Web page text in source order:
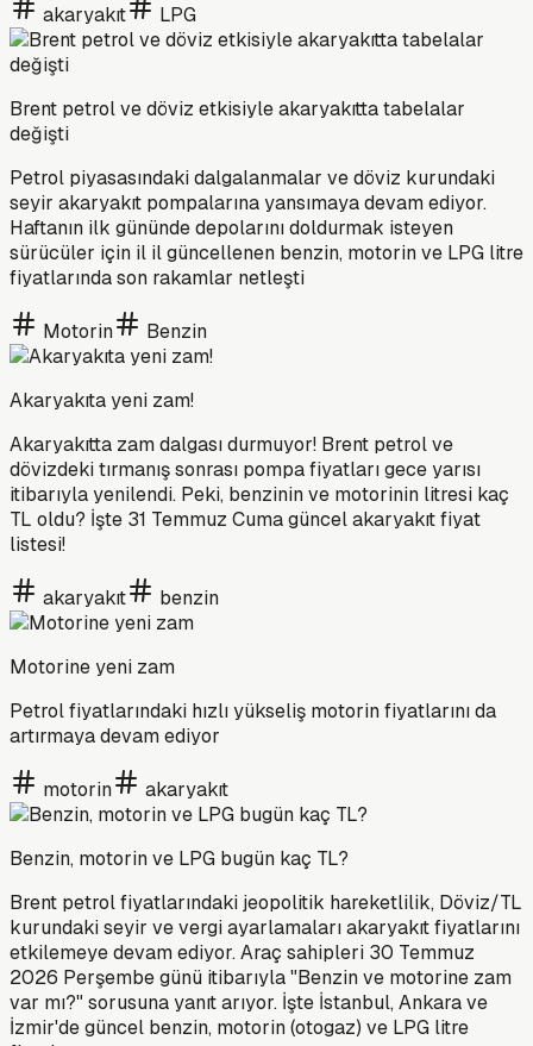
akaryakıt LPG
Brent petrol ve döviz etkisiyle akaryakıtta tabelalar
değişti
Petrol piyasasındaki dalgalanmalar ve döviz kurundaki
seyir akaryakıt pompalarına yansımaya devam ediyor.
Haftanın ilk gününde depolarını doldurmak isteyen
sürücüler için il il güncellenen benzin, motorin ve LPG litre
fiyatlarında son rakamlar netleşti
Motorin Benzin
Akaryakıta yeni zam!
Akaryakıtta zam dalgası durmuyor! Brent petrol ve
dövizdeki tırmanış sonrası pompa fiyatları gece yarısı
itibarıyla yenilendi. Peki, benzinin ve motorinin litresi kaç
TL oldu? İşte 31 Temmuz Cuma güncel akaryakıt fiyat
listesi!
akaryakıt benzin
Motorine yeni zam
Petrol fiyatlarındaki hızlı yükseliş motorin fiyatlarını da
artırmaya devam ediyor
motorin akaryakıt
Benzin, motorin ve LPG bugün kaç TL?
Brent petrol fiyatlarındaki jeopolitik hareketlilik, Döviz/TL
kurundaki seyir ve vergi ayarlamaları akaryakıt fiyatlarını
etkilemeye devam ediyor. Araç sahipleri 30 Temmuz
2026 Perşembe günü itibarıyla "Benzin ve motorine zam
var mı?" sorusuna yanıt arıyor. İşte İstanbul, Ankara ve
İzmir'de güncel benzin, motorin (otogaz) ve LPG litre